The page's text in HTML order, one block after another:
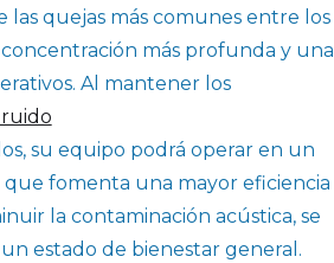
las quejas más comunes entre los
más profunda y una
Al mantener los
su equipo podrá operar en un
fomenta una mayor eficiencia
la contaminación acústica, se
estado de bienestar general.